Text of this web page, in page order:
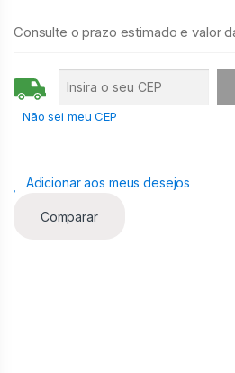
i
d
e
Consulte o prazo estimado e valor
Não sei meu CEP
Adicionar aos meus desejos
Comparar